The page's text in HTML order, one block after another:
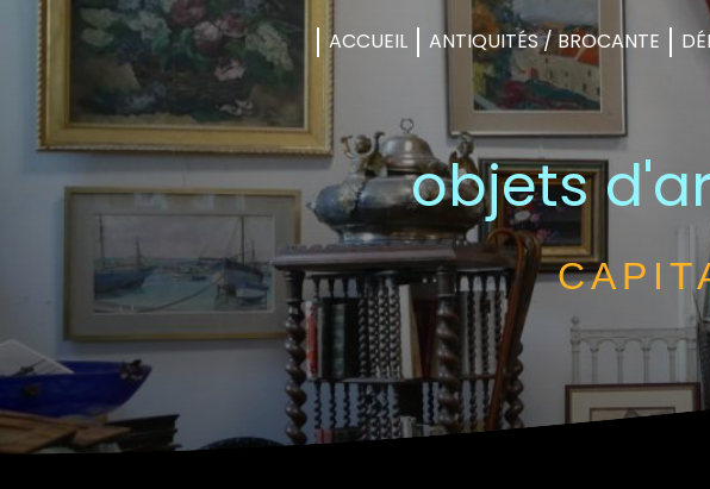
ACCUEIL ANTIQUITÉS / BROCANTE
objets
Panneau de gestion des cookies